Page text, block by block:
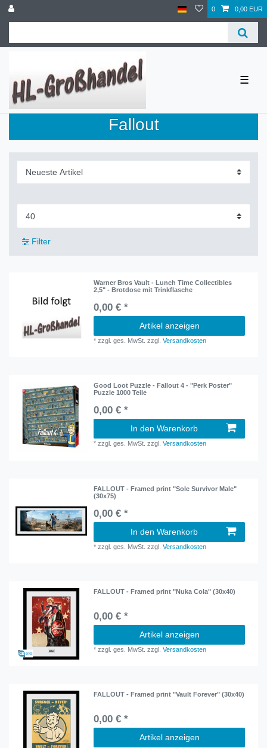
0 0,00 EUR
☰
Fallout
Filter
Warner Bros Vault - Lunch Time Collectibles
2,5" - Brotdose mit Trinkflasche
0,00 € *
Artikel anzeigen
*zzgl. ges. MwSt. zzgl.Versandkosten
Good Loot Puzzle - Fallout 4 - "Perk Poster"
Puzzle 1000 Teile
0,00 € *
In den Warenkorb
*zzgl. ges. MwSt. zzgl.Versandkosten
FALLOUT - Framed print "Sole Survivor Male"
(30x75)
0,00 € *
In den Warenkorb
*zzgl. ges. MwSt. zzgl.Versandkosten
FALLOUT - Framed print "Nuka Cola" (30x40)
0,00 € *
Artikel anzeigen
*zzgl. ges. MwSt. zzgl.Versandkosten
FALLOUT - Framed print "Vault Forever" (30x40)
0,00 € *
Artikel anzeigen